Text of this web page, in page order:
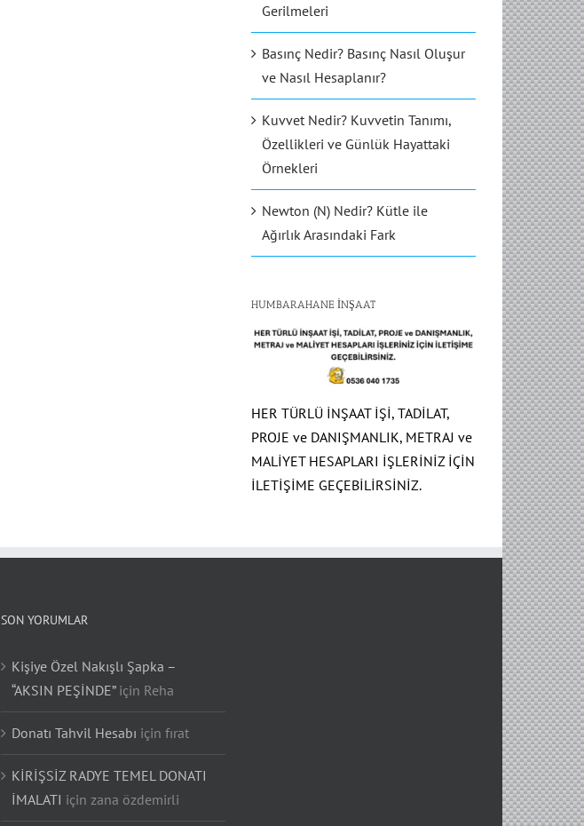
Gerilmeleri
Basınç Nedir? Basınç Nasıl Oluşur
ve Nasıl Hesaplanır?
Kuvvet Nedir? Kuvvetin Tanımı,
Özellikleri ve Günlük Hayattaki
Örnekleri
Newton (N) Nedir? Kütle ile
Ağırlık Arasındaki Fark
HUMBARAHANE İNŞAAT
HER TÜRLÜ İNŞAAT İŞİ, TADİLAT,
PROJE ve DANIŞMANLIK, METRAJ ve
MALİYET HESAPLARI İŞLERİNİZ İÇİN
İLETİŞİME GEÇEBİLİRSİNİZ.
SON YORUMLAR
Kişiye Özel Nakışlı Şapka –
“AKSIN PEŞİNDE”için Reha
Donatı Tahvil Hesabı için fırat
KİRİŞSİZ RADYE TEMEL DONATI
İMALATI için zana özdemirli